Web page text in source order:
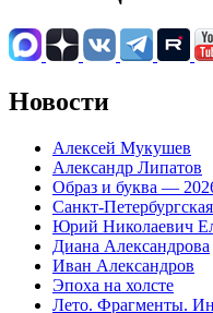
Новости
Алексей Мукушев
Александр Липатов
Образ и буква —
Санкт-
Юрий Николаевич
Диана Александрова
Иван Александров
Эпоха на холсте
Лето. Фрагменты.